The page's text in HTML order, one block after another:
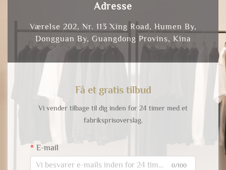
Adresse
Værelse 202, Nr. 113 Xing Road, Humen By,
Dongguan By, Guangdong Provins, Kina
Få et gratis tilbud
Vi vender tilbage til dig inden for 24 timer med et
fabriksprisoverslag.
E-mail
0/100